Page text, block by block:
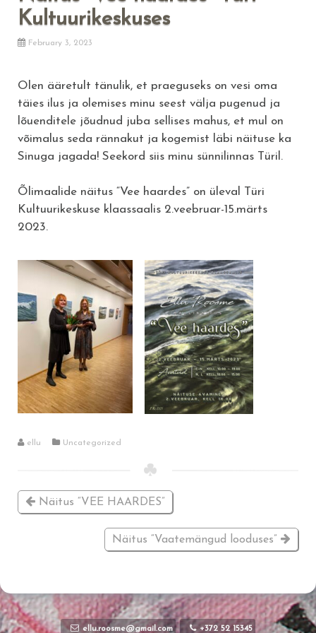
Kultuurikeskuses
February 3, 2023
Olen ääretult tänulik, et praeguseks on vesi oma
täies ilus ja olemises minu seest välja pugenud ja
lõuenditele jõudnud juba sellises mahus, et mul on
võimalus seda rännakut ja kogemist läbi näituse ka
Sinuga jagada! Seekord siis minu sünnilinnas Türil.
Õlimaalide näitus “Vee haardes” on üleval Türi
Kultuurikeskuse klaassaalis 2.veebruar-15.märts
2023.
ellu Uncategorized
Näitus “VEE HAARDES”
Näitus “Vaatemängud looduses”
ellu.roosme@gmail.com +372 52 15345